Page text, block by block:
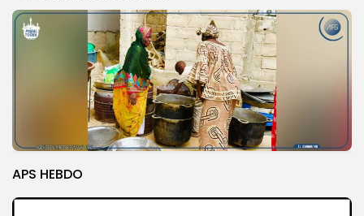
APS HEBDO